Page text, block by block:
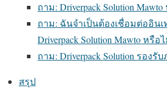
ถาม: Driverpack Solution
ถาม: ฉันจำเป็นต้องเชื่อมต่ออินเ
Driverpack Solution Mawto หรือ
ถาม: Driverpack Solution รอง
สรุป